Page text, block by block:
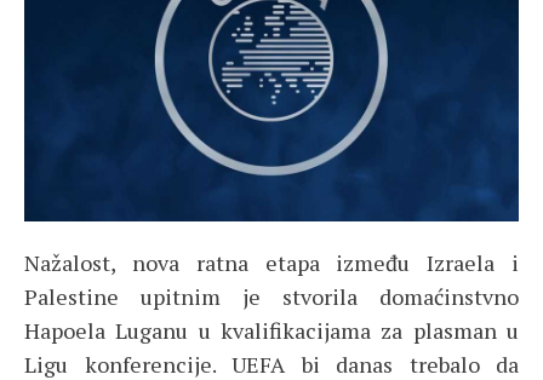
Nažalost, nova ratna etapa između Izraela i
Palestine upitnim je stvorila domaćinstvno
Hapoela Luganu u kvalifikacijama za plasman u
Ligu konferencije. UEFA bi danas trebalo da